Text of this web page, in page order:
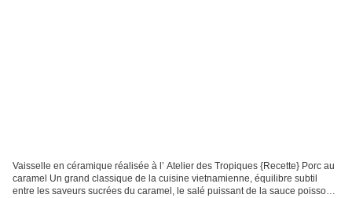
Vaisselle en céramique réalisée à l’ Atelier des Tropiques {Recette} Porc au
caramel Un grand classique de la cuisine vietnamienne, équilibre subtil
entre les saveurs sucrées du caramel, le salé puissant de la sauce poisson,